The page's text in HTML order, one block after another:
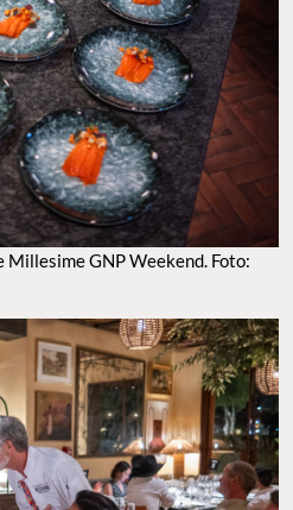
GNP Weekend. Foto: